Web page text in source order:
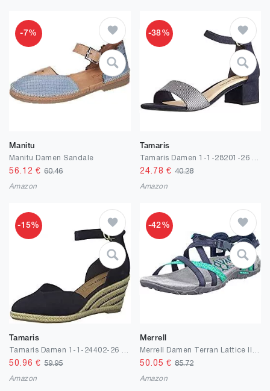
-7%
Manitu
Manitu Damen Sandale
56.12 €60.46
Amazon
-38%
Tamaris
24.78 € 40.28
Amazon
-15%
Tamaris
50.96 €59.95
Amazon
-42%
Merrell
50.05 € 85.72
Amazon